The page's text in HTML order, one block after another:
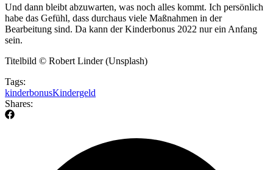
Und dann bleibt abzuwarten, was noch alles kommt. Ich persönlich
habe das Gefühl, dass durchaus viele Maßnahmen in der
Bearbeitung sind. Da kann der Kinderbonus 2022 nur ein Anfang
sein.
Titelbild © Robert Linder (Unsplash)
Tags:
kinderbonusKindergeld
Shares: